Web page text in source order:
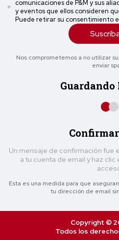
comunicaciones de P&M y sus
y eventos que ellos consideren
Puede retirar su consentimiento
Nos comprometemos a no utilizar
enviar
Guardando
Un mensaje de confirmación fue
a tu cuenta de email y haz
Esta es una medida para que
tu dirección de email
Copyright ©
Todos los